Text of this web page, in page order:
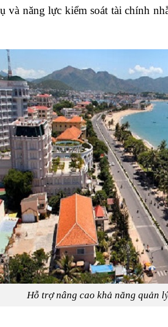
và năng lực kiểm soát tài chính
Hỗ trợ nâng cao khả năng quản